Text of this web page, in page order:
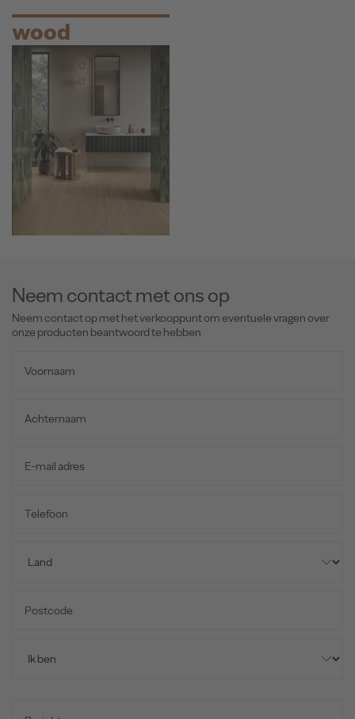
wood
Neem contact met ons op
Neem contact op met het verkooppunt om eventuele vragen over
onze producten beantwoord te hebben